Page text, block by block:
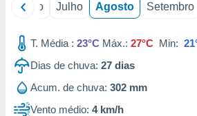
1199
Junho Julho Agosto Setembro
T. Média : 23°C Máx.: 27°C Min:
Dias de chuva: 27 dias
Acum. de chuva: 302 mm
Vento médio: 4 km/h